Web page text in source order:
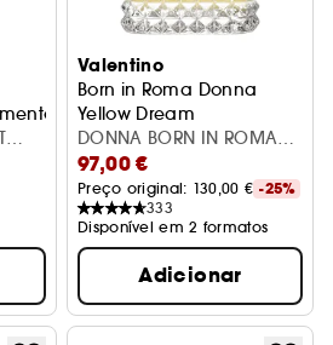
Radiância Definição de
Valentino
Born in Roma Donna
Yellow Dream
Eau de Parfum Perfume de
DONNA BORN IN ROMA
YELLOW DREAM 50ML
97,00 €
Preço original: 130,00 € -25%
333
Disponível em 2 formatos
Adicionar